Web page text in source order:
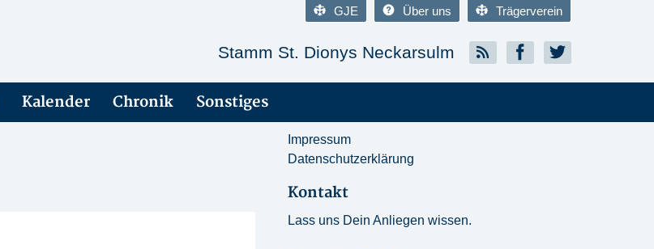
GJE Über uns Trägerverein
Stamm St. Dionys Neckarsulm
Kalender Chronik Sonstiges
Impressum
Datenschutzerklärung
Kontakt
Lass uns Dein Anliegen wissen.